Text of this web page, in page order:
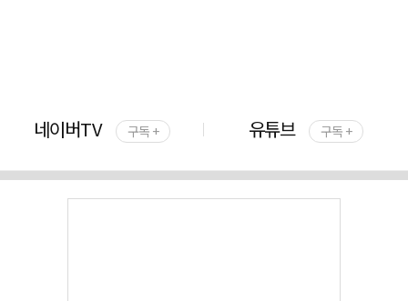
네이버TV 구독 + 유튜브 구독 +